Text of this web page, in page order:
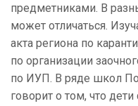
предметниками. В
может отличаться.
акта региона по
по организации
по ИУП. В ряде школ
говорит о том, что